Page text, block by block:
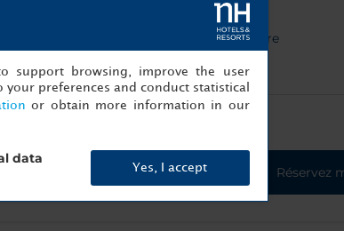
Bouilloire
Réservez
support browsing, improve the user
preferences and conduct statistical
or obtain more information in our
data
Yes, I accept